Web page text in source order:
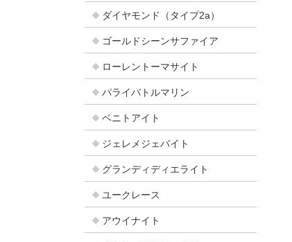
ダイヤモンド（タイプ2a）
ゴールドシーンサファイア
ローレントーマサイト
パライバトルマリン
ベニトアイト
ジェレメジェバイト
グランディディエライト
ユークレース
アウイナイト